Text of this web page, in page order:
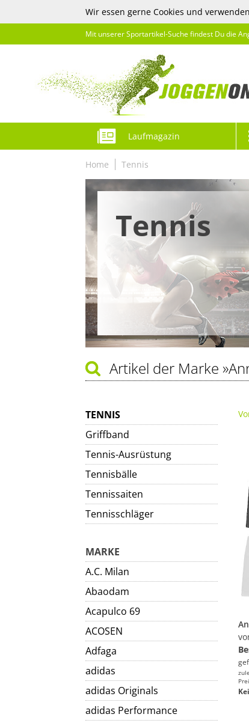
Wir essen gerne Cookies und
Mit unserer Sportartikel-Suche findest Du die
Laufmagazin
Home Tennis
Tennis
Artikel der Marke
TENNIS
Griffband
Tennis-Ausrüstung
Tennisbälle
Tennissaiten
Tennisschläger
MARKE
A.C. Milan
Abaodam
Acapulco 69
ACOSEN
Adfaga
adidas
adidas Originals
adidas Performance